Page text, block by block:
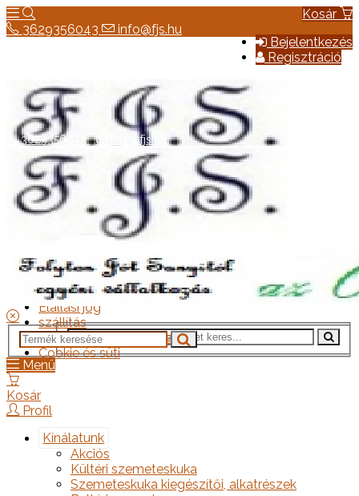
Kosár
Bejelentkezés
Regisztráció
3629356043 info@fjs.hu
Hírek
Elérhetőség
Általános szerződési feltételek
Elállási jog
szállítás
Adatkezelési tájékoztató
Cookie és süti
3629356043 info@fjs.hu
Menü
Kosár
Profil
Kínálatunk
Akciós
Kültéri szemeteskuka
Szemeteskuka kiegészítői, alkatrészek